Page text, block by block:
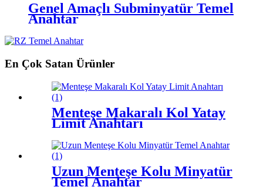
Genel Amaçlı Subminyatür Temel
Anahtar
En Çok Satan Ürünler
Menteşe Makaralı Kol Yatay
Limit Anahtarı
Uzun Menteşe Kolu Minyatür
Temel Anahtar